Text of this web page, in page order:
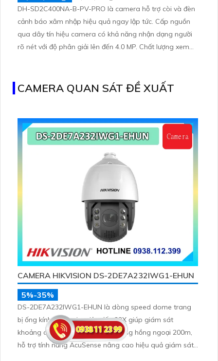
DH-SD2C400NA-B-PV-PRO là camera hỗ trợ còi và đèn
cảnh báo xâm nhập hiệu quả ngay lập tức. Cấp nguồn
qua dây tín hiệu camera có khả năng nhận dạng người
rõ nét với độ phân giải lên đến 4.0 MP. Chất lượng xem
CAMERA QUAN SÁT ĐỀ XUẤT
CAMERA HIKVISION DS-2DE7A232IWG1-EHUN
5%-35%
DS-2DE7A232IWG1-EHUN là dòng speed dome trang
bị ống kính quang học lên đến 32X giúp giám sát
khoảng cách xa, nhìn ban đêm bằng hồng ngoại 200m,
hỗ trợ tính năng AcuSense nâng cao hiệu quả giám sát